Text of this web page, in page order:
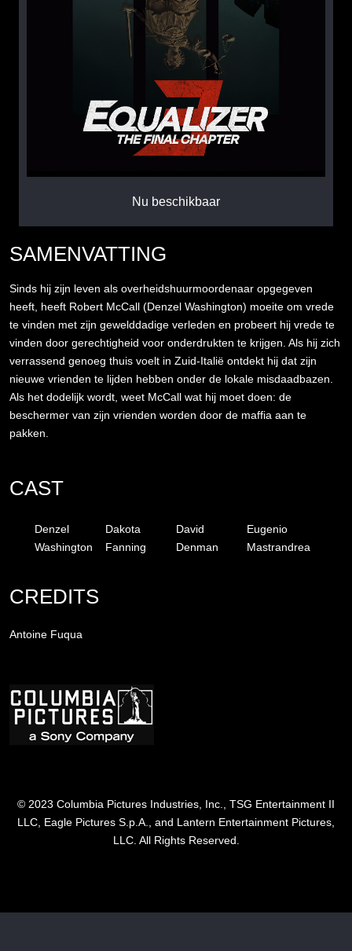
Nu beschikbaar
SAMENVATTING
Sinds hij zijn leven als overheidshuurmoordenaar opgegeven
heeft, heeft Robert McCall (Denzel Washington) moeite om vrede
te vinden met zijn gewelddadige verleden en probeert hij vrede te
vinden door gerechtigheid voor onderdrukten te krijgen. Als hij zich
verrassend genoeg thuis voelt in Zuid-Italië ontdekt hij dat zijn
nieuwe vrienden te lijden hebben onder de lokale misdaadbazen.
Als het dodelijk wordt, weet McCall wat hij moet doen: de
beschermer van zijn vrienden worden door de maffia aan te
pakken.
CAST
Denzel
Washington
Dakota
Fanning
David
Denman
Eugenio
Mastrandrea
CREDITS
Antoine Fuqua
© 2023 Columbia Pictures Industries, Inc., TSG Entertainment II
LLC, Eagle Pictures S.p.A., and Lantern Entertainment Pictures,
LLC. All Rights Reserved.